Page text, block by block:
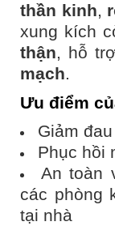
thần kinh,
xung kích
thận, hỗ
mạch.
Ưu điểm
Giảm
Phục hồi
An toàn
các phòng
tại nhà